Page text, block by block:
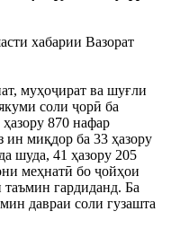
хабарии Вазорат
муҳоҷират ва шуғли
соли ҷорӣ ба
870 нафар
ин миқдор ба 33 ҳазору
шуда, 41 ҳазору 205
меҳнатӣ бо ҷойҳои
гардиданд. Ба
давраи соли гузашта